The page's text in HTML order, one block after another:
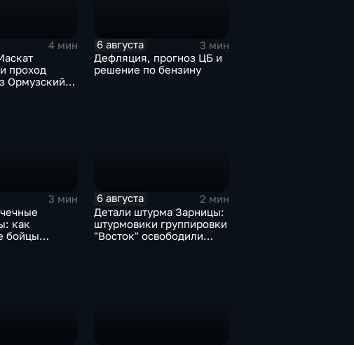
4 мин
проход
Ормузский
6 августа
3 мин
Дефляция, прогноз ЦБ и
решение по бензину
3 мин
как
бойцы
6 августа
2 мин
Детали штурма Зарницы:
штурмовики группировки
"Восток" освободили